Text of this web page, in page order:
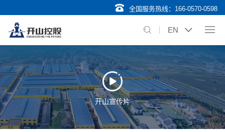
全国服务热线： 166-0570-0598
EN
开山宣传片